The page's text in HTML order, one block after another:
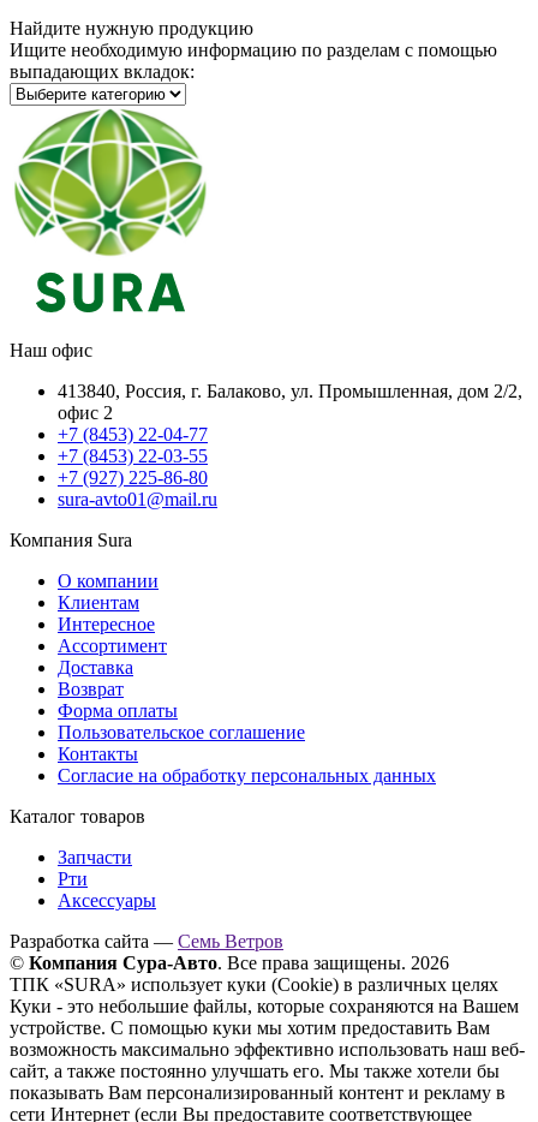
Найдите нужную продукцию
Ищите необходимую информацию по разделам с помощью
выпадающих вкладок:
Наш офис
413840, Россия, г. Балаково, ул. Промышленная, дом 2/2,
офис 2
+7 (8453) 22-04-77
+7 (8453) 22-03-55
+7 (927) 225-86-80
sura-avto01@mail.ru
Компания Sura
О компании
Клиентам
Интересное
Ассортимент
Доставка
Возврат
Форма оплаты
Пользовательское соглашение
Контакты
Согласие на обработку персональных данных
Каталог товаров
Запчасти
Рти
Аксессуары
Разработка сайта — Семь Ветров
© Компания Сура-Авто. Все права защищены. 2026
ТПК «SURA» использует куки (Cookie) в различных целях
Куки - это небольшие файлы, которые сохраняются на Вашем
устройстве. С помощью куки мы хотим предоставить Вам
возможность максимально эффективно использовать наш веб-
сайт, а также постоянно улучшать его. Мы также хотели бы
показывать Вам персонализированный контент и рекламу в
сети Интернет (если Вы предоставите соответствующее